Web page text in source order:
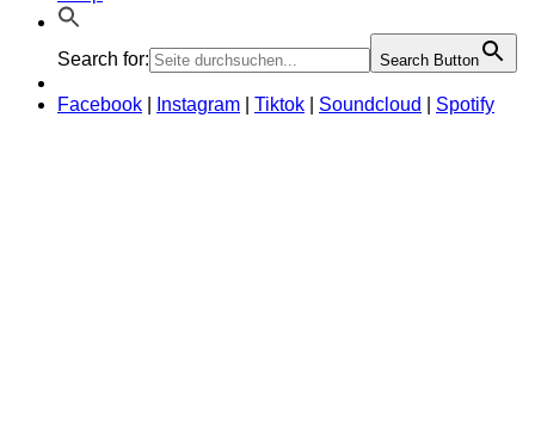
Search for: Search Button
Facebook Instagram Tiktok Soundcloud Spotify